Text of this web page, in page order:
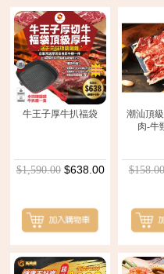
牛王子厚牛扒福袋
$1,590.00 $638.00
潮汕頂
肉-牛
$158.00